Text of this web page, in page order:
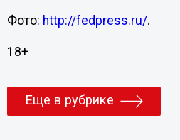
Фото: http://fedpress.ru/.
18+
Еще в рубрике